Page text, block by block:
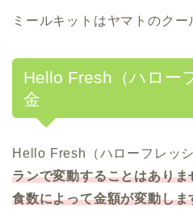
ミールキットはヤマトのクー
Hello Fresh（ハロー
金
Hello Fresh（ハローフレッ
ランで変動することはありま
食数によって金額が変動しま